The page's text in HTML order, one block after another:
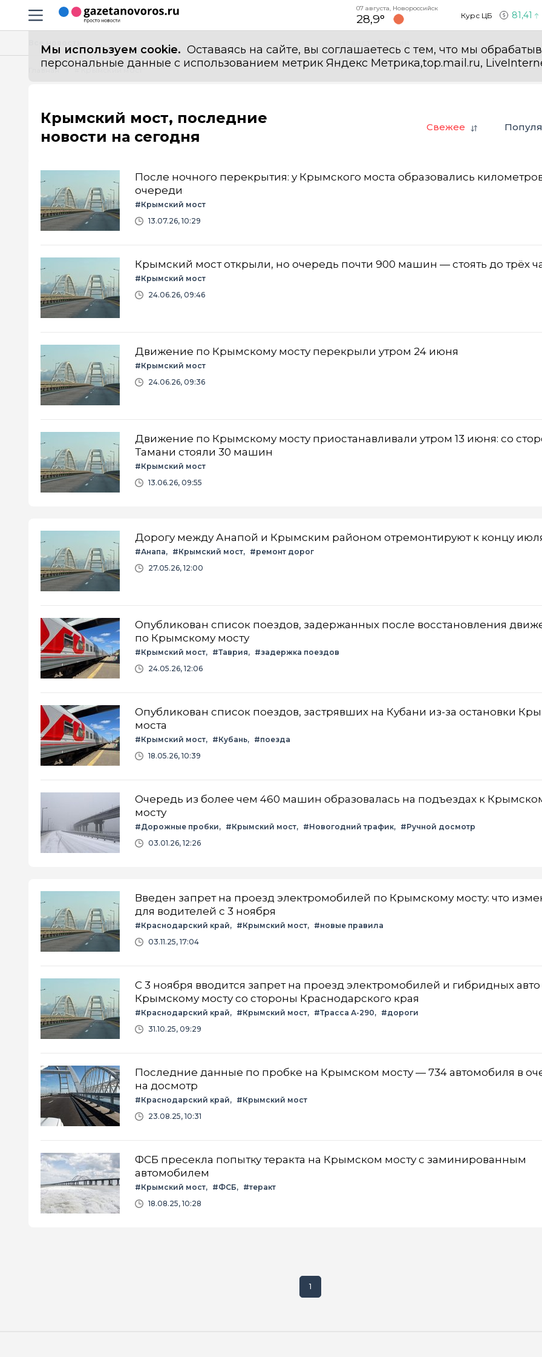
Навигация сайта
07 августа, Новороссийск
28,9° Курс ЦБ 81,41
Мы используем cookie. Оставаясь на сайте, вы соглашаетесь с тем, что мы
персональные данные с использованием метрик Яндекс Метрика,top.mail.ru,
Главная # Крымский мост
Крымский мост, последние
новости на сегодня
Свежее
После ночного перекрытия: у Крымского моста образовались
очереди
#Крымский мост
13.07.26, 10:29
Крымский мост открыли, но очередь почти 900 машин — стоять до трёх
#Крымский мост
24.06.26, 09:46
Движение по Крымскому мосту перекрыли утром 24 июня
#Крымский мост
24.06.26, 09:36
Движение по Крымскому мосту приостанавливали утром 13 июня: со
Тамани стояли 30 машин
#Крымский мост
13.06.26, 09:55
Дорогу между Анапой и Крымским районом отремонтируют к концу
#Анапа #Крымский мост
#ремонт дорог
27.05.26, 12:00
Опубликован список поездов, задержанных после восстановления
по Крымскому мосту
#Крымский мост #Таврия
#задержка поездов
24.05.26, 12:06
Опубликован список поездов, застрявших на Кубани из-за остановки
моста
#Крымский мост #Кубань
#поезда
18.05.26, 10:39
Очередь из более чем 460 машин образовалась на подъездах к
мосту
#Дорожные пробки #Крымский мост #Новогодний трафик
#Ручной досмотр
03.01.26, 12:26
Введен запрет на проезд электромобилей по Крымскому мосту: что
для водителей с 3 ноября
#Краснодарский край #Крымский мост
#новые правила
03.11.25, 17:04
С 3 ноября вводится запрет на проезд электромобилей и гибридных
Крымскому мосту со стороны Краснодарского края
#Краснодарский край #Крымский мост #Трасса А-290
#дороги
31.10.25, 09:29
Последние данные по пробке на Крымском мосту — 734 автомобиля в
на досмотр
#Краснодарский край
#Крымский мост
23.08.25, 10:31
ФСБ пресекла попытку теракта на Крымском мосту с заминированным
автомобилем
#Крымский мост #ФСБ
#теракт
18.08.25, 10:28
1